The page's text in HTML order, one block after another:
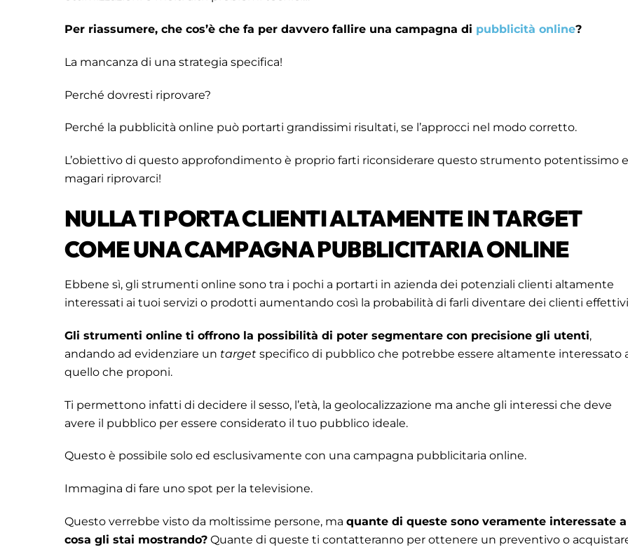
Per riassumere, che cos’è che fa per davvero fallire una campagna di pubblicità online?
La mancanza di una strategia specifica!
Perché dovresti riprovare?
Perché la pubblicità online può portarti grandissimi risultati, se l’approcci nel modo corretto.
L’obiettivo di questo approfondimento è proprio farti riconsiderare questo strumento potentissimo e
magari riprovarci!
NULLA TI PORTA CLIENTI ALTAMENTE IN TARGET
COME UNA CAMPAGNA PUBBLICITARIA ONLINE
Ebbene sì, gli strumenti online sono tra i pochi a portarti in azienda dei potenziali clienti altamente
interessati ai tuoi servizi o prodotti aumentando così la probabilità di farli diventare dei clienti
Gli strumenti online ti offrono la possibilità di poter segmentare con precisione gli utenti,
andando ad evidenziare un target specifico di pubblico che potrebbe essere altamente interessato
quello che proponi.
Ti permettono infatti di decidere il sesso, l’età, la geolocalizzazione ma anche gli interessi che deve
avere il pubblico per essere considerato il tuo pubblico ideale.
Questo è possibile solo ed esclusivamente con una campagna pubblicitaria online.
Immagina di fare uno spot per la televisione.
Questo verrebbe visto da moltissime persone, ma quante di queste sono veramente interessate a
cosa gli stai mostrando? Quante di queste ti contatteranno per ottenere un preventivo o